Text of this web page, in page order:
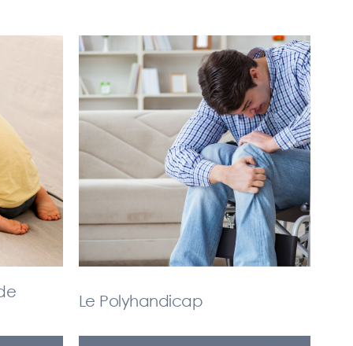
Le Polyhandicap